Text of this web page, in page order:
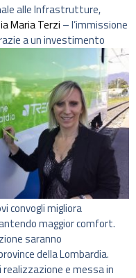
alle Infrastrutture,
Maria Terzi – l’immissione
a un investimento
convogli migliora
maggior comfort.
saranno
della Lombardia.
e messa in